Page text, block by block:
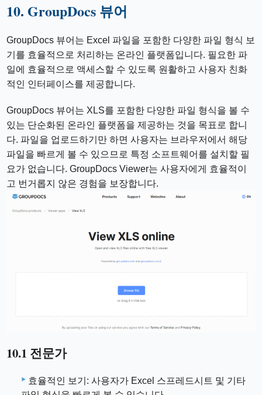
10. GroupDocs 뷰어
GroupDocs 뷰어는 Excel 파일을 포함한 다양한 파일 형식 보
기를 효율적으로 처리하는 온라인 플랫폼입니다. 필요한 파
일에 효율적으로 액세스할 수 있도록 원활하고 사용자 친화
적인 인터페이스를 제공합니다.
GroupDocs 뷰어는 XLS를 포함한 다양한 파일 형식을 볼 수
있는 단순화된 온라인 플랫폼을 제공하는 것을 목표로 합니
다. 파일을 업로드하기만 하면 사용자는 브라우저에서 해당
파일을 빠르게 볼 수 있으므로 특정 소프트웨어를 설치할 필
요가 없습니다. GroupDocs Viewer는 사용자에게 효율적이
고 번거롭지 않은 경험을 보장합니다.
10.1 전문가
효율적인 보기: 사용자가 Excel 스프레드시트 및 기타